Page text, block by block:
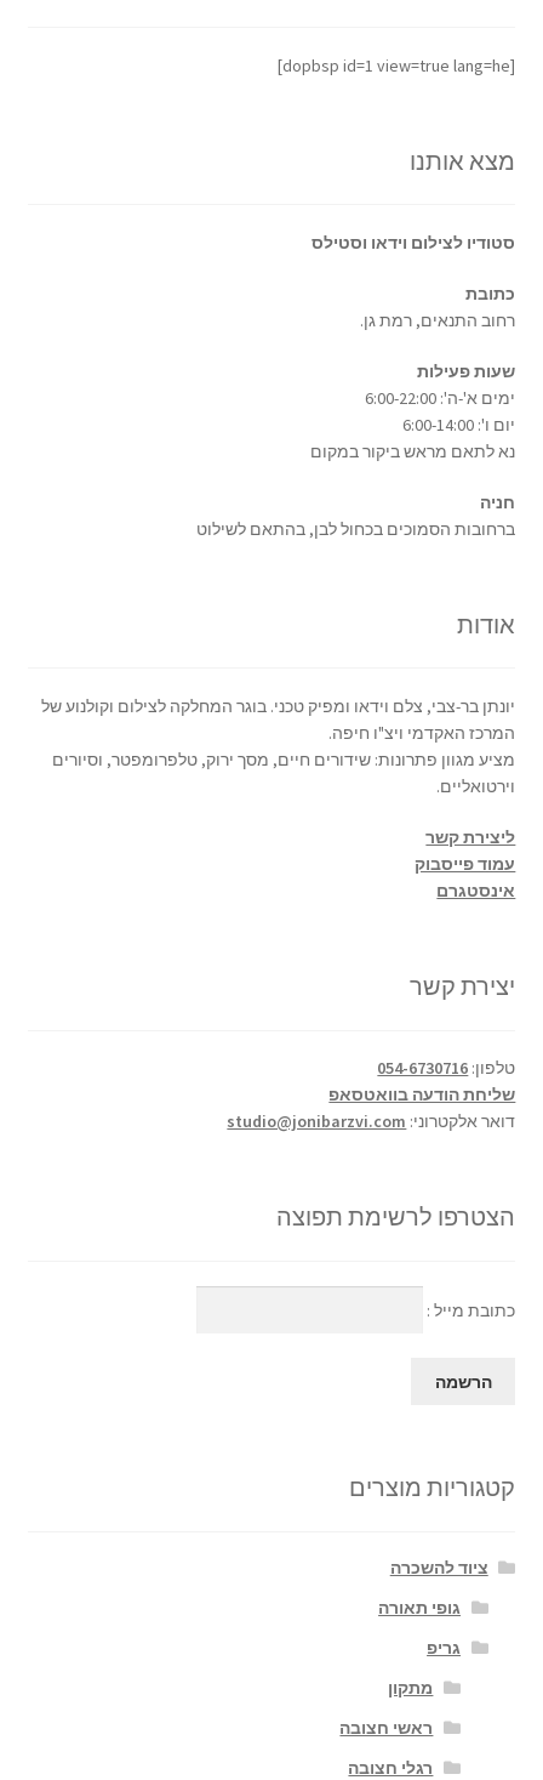
[dopbsp id=1 view=true lang=he]
מצא אותנו
סטודיו לצילום וידאו וסטילס
כתובת
רחוב התנאים, רמת גן.
שעות פעילות
ימים א'-ה': 6:00-22:00
יום ו': 6:00-14:00
נא לתאם מראש ביקור במקום
חניה
ברחובות הסמוכים בכחול לבן, בהתאם לשילוט
אודות
יונתן בר-צבי, צלם וידאו ומפיק טכני. בוגר המחלקה לצילום וקולנוע של
המרכז האקדמי ויצ"ו חיפה.
מציע מגוון פתרונות: שידורים חיים, מסך ירוק, טלפרומפטר, וסיורים
וירטואליים.
ליצירת קשר
עמוד פייסבוק
אינסטגרם
יצירת קשר
טלפון: 054-6730716
שליחת הודעה בוואטסאפ
דואר אלקטרוני: studio@jonibarzvi.com
הצטרפו לרשימת תפוצה
כתובת מייל :
קטגוריות מוצרים
ציוד להשכרה
גופי תאורה
גריפ
מתקון
ראשי חצובה
רגלי חצובה